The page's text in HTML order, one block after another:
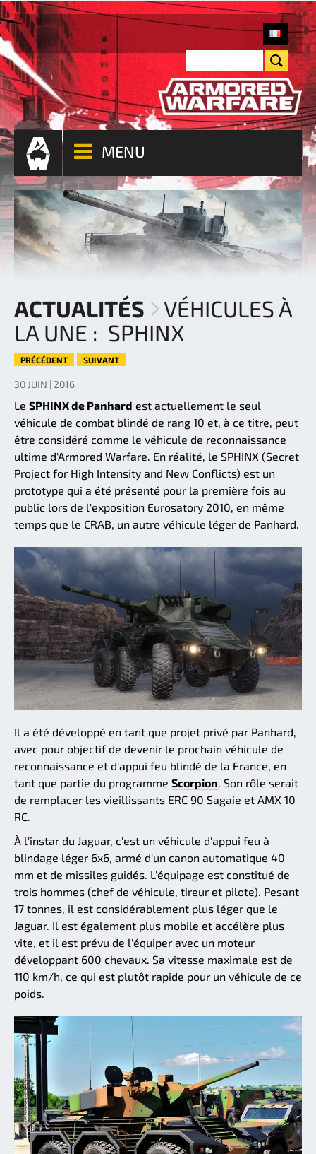
MENU
ACTUALITÉS
VÉHICULES À
LA UNE : SPHINX
PRÉCÉDENT SUIVANT
30 JUIN | 2016
Le SPHINX de Panhard est actuellement le seul
véhicule de combat blindé de rang 10 et, à ce titre, peut
être considéré comme le véhicule de reconnaissance
ultime d'Armored Warfare. En réalité, le SPHINX (Secret
Project for High Intensity and New Conflicts) est un
prototype qui a été présenté pour la première fois au
public lors de l'exposition Eurosatory 2010, en même
temps que le CRAB, un autre véhicule léger de Panhard.
Il a été développé en tant que projet privé par Panhard,
avec pour objectif de devenir le prochain véhicule de
reconnaissance et d'appui feu blindé de la France, en
tant que partie du programme Scorpion. Son rôle serait
de remplacer les vieillissants ERC 90 Sagaie et AMX 10
RC.
À l'instar du Jaguar, c'est un véhicule d'appui feu à
blindage léger 6x6, armé d'un canon automatique 40
mm et de missiles guidés. L'équipage est constitué de
trois hommes (chef de véhicule, tireur et pilote). Pesant
17 tonnes, il est considérablement plus léger que le
Jaguar. Il est également plus mobile et accélère plus
vite, et il est prévu de l'équiper avec un moteur
développant 600 chevaux. Sa vitesse maximale est de
110 km/h, ce qui est plutôt rapide pour un véhicule de ce
poids.